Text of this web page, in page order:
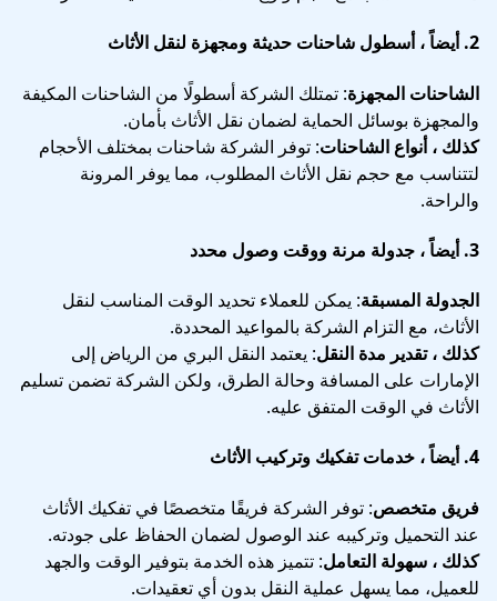
2. أيضاً ، أسطول شاحنات حديثة ومجهزة لنقل الأثاث
الشاحنات المجهزة: تمتلك الشركة أسطولًا من الشاحنات المكيفة
والمجهزة بوسائل الحماية لضمان نقل الأثاث بأمان.
كذلك ، أنواع الشاحنات: توفر الشركة شاحنات بمختلف الأحجام
لتتناسب مع حجم نقل الأثاث المطلوب، مما يوفر المرونة
والراحة.
3. أيضاً ، جدولة مرنة ووقت وصول محدد
الجدولة المسبقة: يمكن للعملاء تحديد الوقت المناسب لنقل
الأثاث، مع التزام الشركة بالمواعيد المحددة.
كذلك ، تقدير مدة النقل: يعتمد النقل البري من الرياض إلى
الإمارات على المسافة وحالة الطرق، ولكن الشركة تضمن تسليم
الأثاث في الوقت المتفق عليه.
4. أيضاً ، خدمات تفكيك وتركيب الأثاث
فريق متخصص: توفر الشركة فريقًا متخصصًا في تفكيك الأثاث
عند التحميل وتركيبه عند الوصول لضمان الحفاظ على جودته.
كذلك ، سهولة التعامل: تتميز هذه الخدمة بتوفير الوقت والجهد
للعميل، مما يسهل عملية النقل بدون أي تعقيدات.